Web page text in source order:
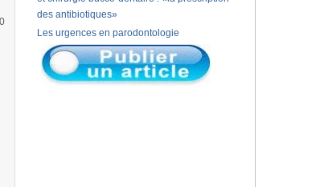
des antibiotiques»
Les urgences en parodontologie